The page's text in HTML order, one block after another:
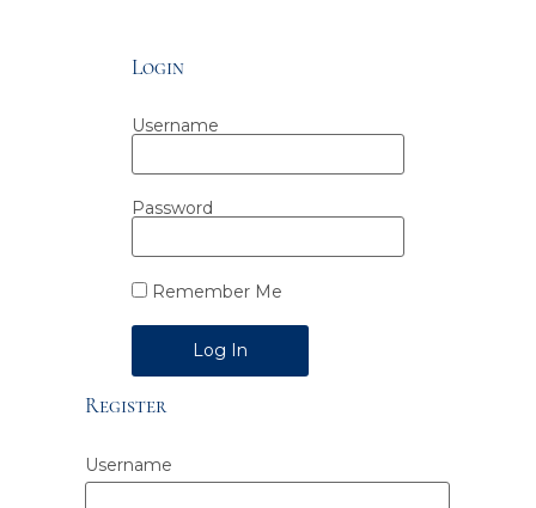
Login
Username
Password
Remember Me
Alternative:
Register
Username